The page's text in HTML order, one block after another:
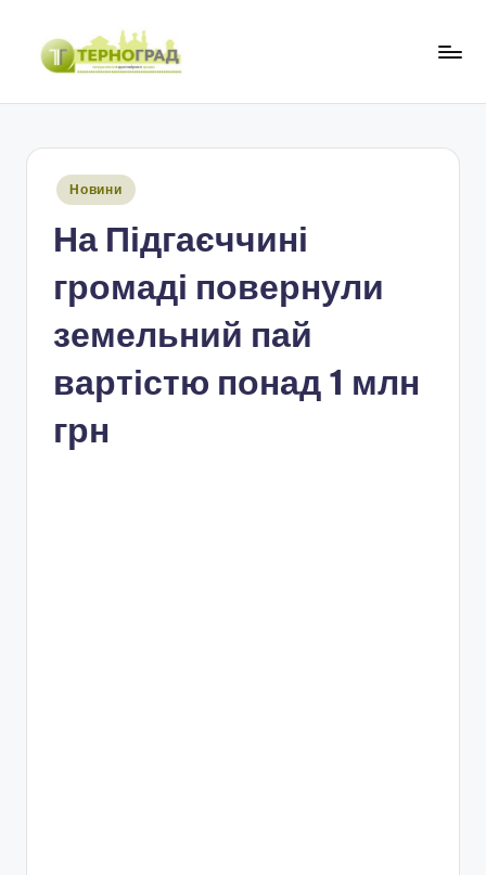
Перейти
Опубліковано
Новини
На Підгаєччині
громаді повернули
земельний пай
вартістю понад 1 млн
грн